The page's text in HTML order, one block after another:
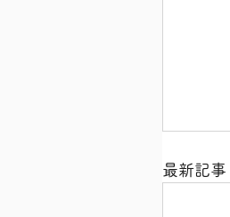
最新記事